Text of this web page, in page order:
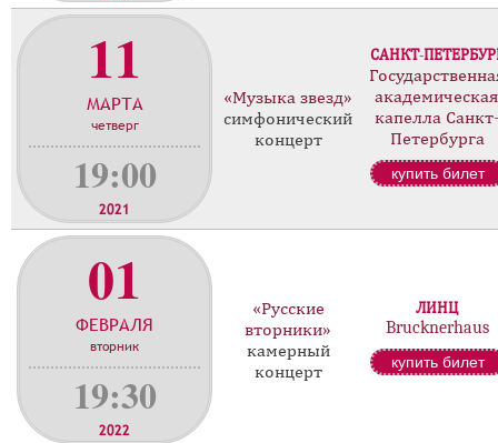
11
МАРТА
четверг
19:00
2021
«Музыка звезд»
симфонический
концерт
САНКТ-
академическая
капелла Санкт-
Петербурга
купить билет
01
ФЕВРАЛЯ
вторник
19:30
2022
«Русские
вторники»
камерный
концерт
ЛИНЦ
Brucknerhaus
купить билет